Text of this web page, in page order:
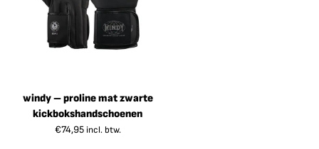
windy – proline mat zwarte
kickbokshandschoenen
€74,95 incl. btw.